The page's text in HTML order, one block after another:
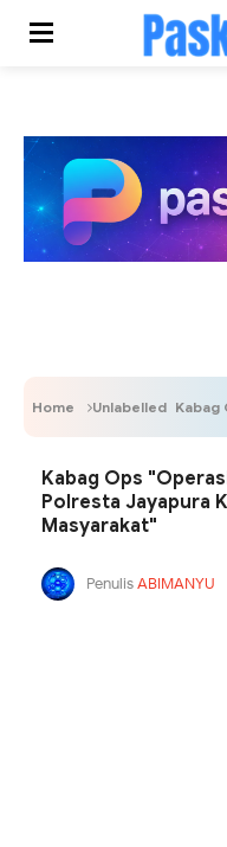
Home Unlabelled Kabag Ops
Kabag Ops
Polresta Jayapura
Masyarakat"
PenulisABIMANYU